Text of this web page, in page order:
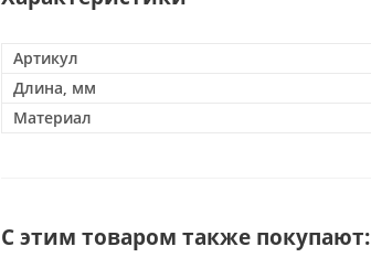
Артикул
Длина, мм
Материал
С этим товаром также покупают: